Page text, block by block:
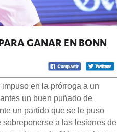
GANAR EN BONN
en la prórroga a un
un buen puñado de
un partido que se le puso
sobreponerse a las lesiones de